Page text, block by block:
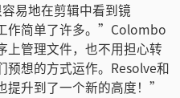
易地在剪辑中看到镜
作简单了许多。”Colombo
管理文件，也不用担心转
预想的方式运作。Resolve和
提升到了一个新的高度！”